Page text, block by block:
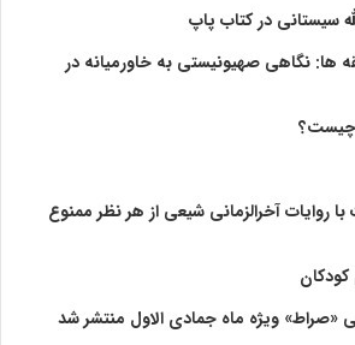
سیستانی در کتاب پاپ
ها: نگاهی صهیونیستی به خاورمیانه در
چیست؟
روایات آخرالزمانی شیعی از هر نظر ممنوع
«صراط» ویژه ماه جمادی الاول منتشر شد